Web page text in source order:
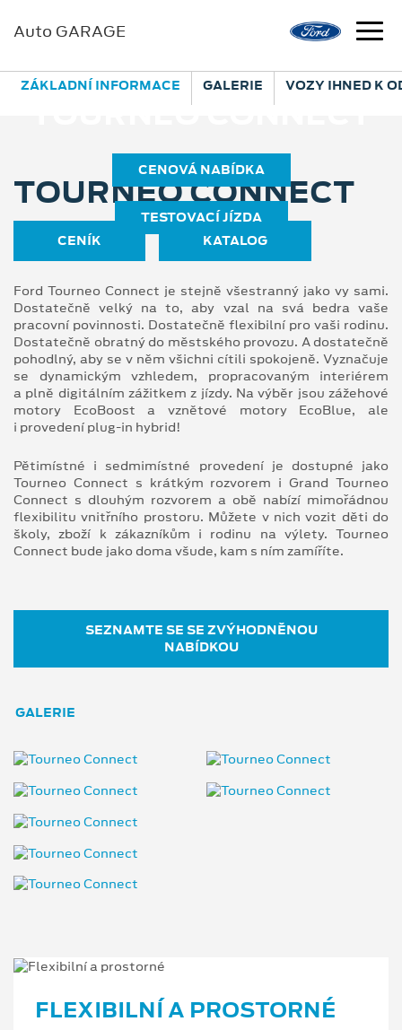
Auto GARAGE
TOURNEO CONNECT
CENOVÁ NABÍDKA
TESTOVACÍ JÍZDA
ZÁKLADNÍ INFORMACE GALERIE VOZY IHNED K
TOURNEO CONNECT
CENÍK KATALOG
Ford Tourneo Connect je stejně všestranný jako vy sami.
Dostatečně velký na to, aby vzal na svá bedra vaše
pracovní povinnosti. Dostatečně flexibilní pro vaši rodinu.
Dostatečně obratný do městského provozu. A dostatečně
pohodlný, aby se v něm všichni cítili spokojeně. Vyznačuje
se dynamickým vzhledem, propracovaným interiérem
a plně digitálním zážitkem z jízdy. Na výběr jsou zážehové
motory EcoBoost a vznětové motory EcoBlue, ale
i provedení plug-in hybrid!
Pětimístné i sedmimístné provedení je dostupné jako
Tourneo Connect s krátkým rozvorem i Grand Tourneo
Connect s dlouhým rozvorem a obě nabízí mimořádnou
flexibilitu vnitřního prostoru. Můžete v nich vozit děti do
školy, zboží k zákazníkům i rodinu na výlety. Tourneo
Connect bude jako doma všude, kam s ním zamíříte.
SEZNAMTE SE SE ZVÝHODNĚNOU
NABÍDKOU
GALERIE
FLEXIBILNÍ A PROSTORNÉ